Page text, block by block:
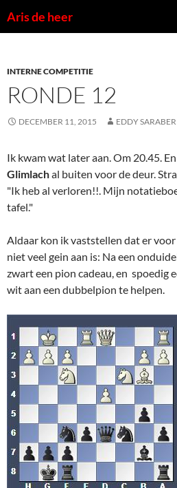
naar
Aris de heer
INTERNE COMPETITIE
RONDE 12
DECEMBER 11, 2015 EDDY SARABER
Ik kwam wat later aan. Om 20.45.
Glimlachal buiten voor de deur.
"Ik heb al verloren!!. Mijn
tafel."
Aldaar kon ik vaststellen dat er voor
niet veel gein aan is: Na een
zwart een pion cadeau, en spoedig
wit aan een dubbelpion te helpen.